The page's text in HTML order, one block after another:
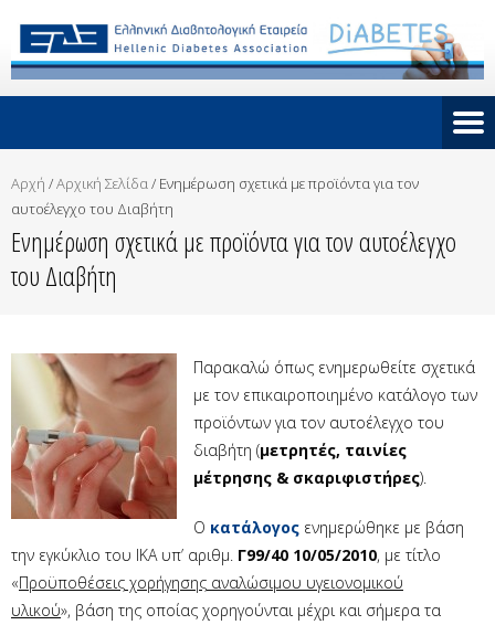
Αρχή /Αρχική Σελίδα/ Ενημέρωση σχετικά με προϊόντα για τον
αυτοέλεγχο του Διαβήτη
Ενημέρωση σχετικά με προϊόντα για τον αυτοέλεγχο
του Διαβήτη
Παρακαλώ όπως ενημερωθείτε σχετικά
με τον επικαιροποιημένο κατάλογο των
προϊόντων για τον αυτοέλεγχο του
διαβήτη (μετρητές, ταινίες
μέτρησης & σκαριφιστήρες).
Ο κατάλογος ενημερώθηκε με βάση
την εγκύκλιο του ΙΚΑ υπ’ αριθμ. Γ99/40 10/05/2010, με τίτλο
«Προϋποθέσεις χορήγησης αναλώσιμου υγειονομικού
υλικού», βάση της οποίας χορηγούνται μέχρι και σήμερα τα